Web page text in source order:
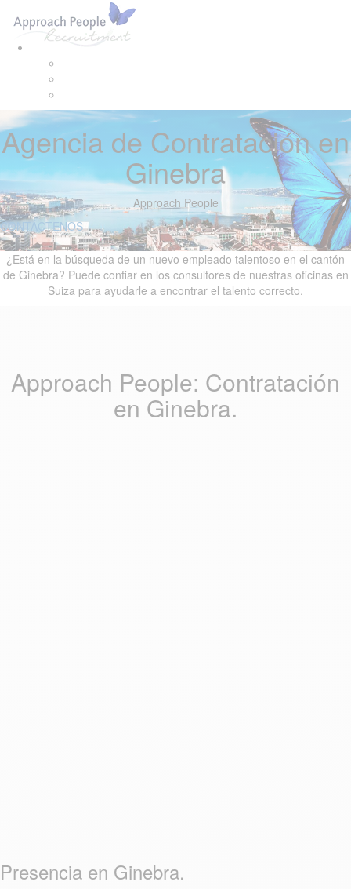
links
navigation
Agencia de Contratación en
Ginebra
Approach People
CONTÁCTENOS
¿Está en la búsqueda de un nuevo empleado talentoso en el cantón
de Ginebra? Puede confiar en los consultores de nuestras oficinas en
Suiza para ayudarle a encontrar el talento correcto.
Approach People: Contratación
en Ginebra.
Presencia en Ginebra.